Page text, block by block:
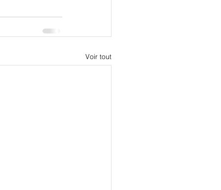
Voir tout